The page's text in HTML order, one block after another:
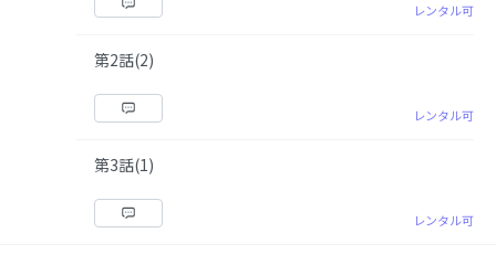
レンタル可
第2話(2)
レンタル可
第3話(1)
レンタル可